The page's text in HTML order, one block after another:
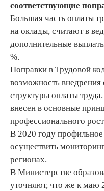
соответствующие
Большая часть оплаты
на оклады, считают в
дополнительные
%.
Поправки в Трудовой
возможность
структуры оплаты
внесен в основные
профессионального
В 2020 году
осуществить
регионах.
В Министерстве
уточняют, что же к маю